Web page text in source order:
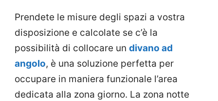
Prendete le misure degli spazi a vostra
disposizione e calcolate se c’è la
possibilità di collocare un divano ad
angolo, è una soluzione perfetta per
occupare in maniera funzionale l’area
dedicata alla zona giorno. La zona notte